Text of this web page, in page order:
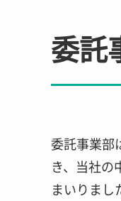
委託
委託事業部
き、当社の
まいりまし